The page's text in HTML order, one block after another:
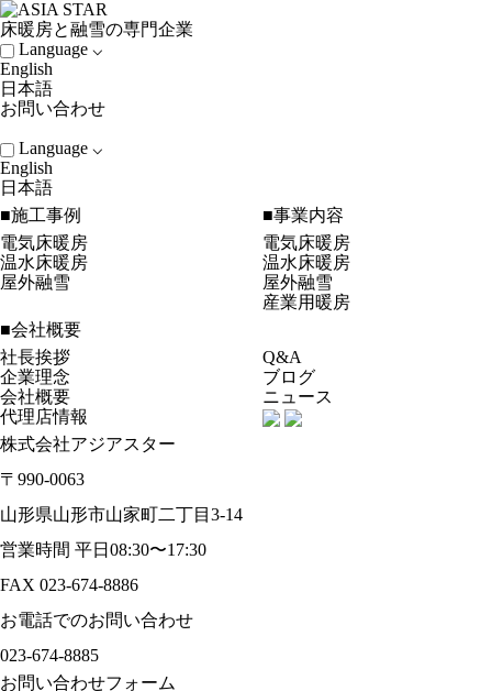
床暖房と融雪の専門企業
Language ⌵
English
日本語
お問い合わせ
Language ⌵
English
日本語
■施工事例
電気床暖房
温水床暖房
屋外融雪
■事業内容
電気床暖房
温水床暖房
屋外融雪
産業用暖房
■会社概要
社長挨拶
企業理念
会社概要
代理店情報
Q&A
ブログ
ニュース
株式会社アジアスター
〒990-0063
山形県山形市山家町二丁目3-14
営業時間 平日08:30〜17:30
FAX 023-674-8886
お電話でのお問い合わせ
023-674-8885
お問い合わせフォーム